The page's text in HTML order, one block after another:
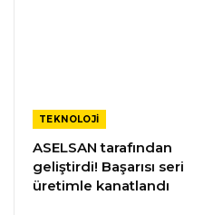
TEKNOLOJI
ASELSAN tarafından
geliştirdi! Başarısı seri
üretimle kanatlandı